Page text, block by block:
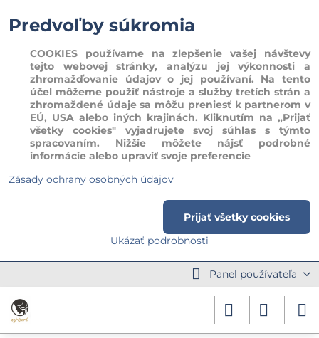
Panel používateľa
Predvoľby súkromia
COOKIES používame na zlepšenie vašej návštevy
tejto webovej stránky, analýzu jej výkonnosti a
zhromažďovanie údajov o jej používaní. Na tento
účel môžeme použiť nástroje a služby tretích strán a
zhromaždené údaje sa môžu preniesť k partnerom v
EÚ, USA alebo iných krajinách. Kliknutím na „Prijať
všetky cookies" vyjadrujete svoj súhlas s týmto
spracovaním. Nižšie môžete nájsť podrobné
informácie alebo upraviť svoje preferencie
Zásady ochrany osobných údajov
Ukázať podrobnosti
Prijať všetky cookies